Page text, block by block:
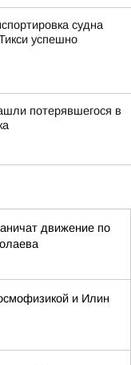
судна
успешно
потерявшегося в
движение по
и Илин